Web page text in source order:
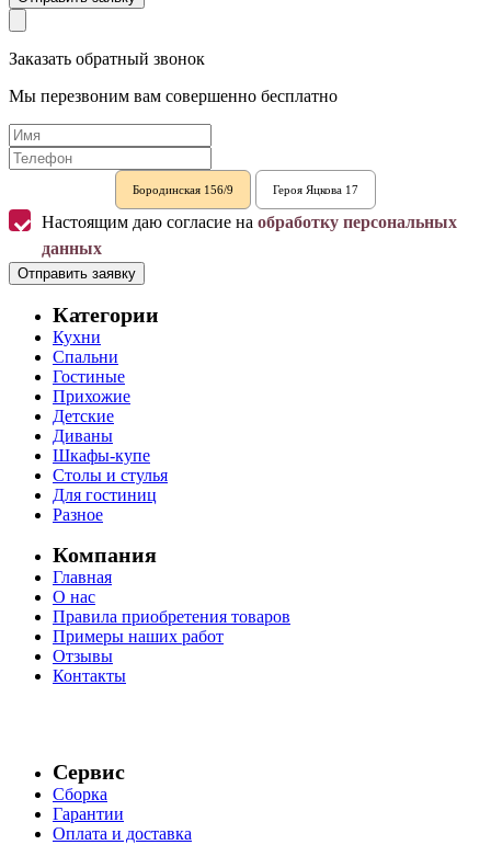
Заказать обратный звонок
Мы перезвоним вам совершенно бесплатно
Бородинская 156/9 Героя Яцкова 17
Настоящим даю согласие на обработку персональных
данных
Отправить заявку
Категории
Кухни
Спальни
Гостиные
Прихожие
Детские
Диваны
Шкафы-купе
Столы и стулья
Для гостиниц
Разное
Компания
Главная
О нас
Правила приобретения товаров
Примеры наших работ
Отзывы
Контакты
Сервис
Сборка
Гарантии
Оплата и доставка